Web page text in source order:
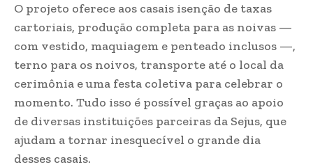
O projeto oferece aos casais isenção de taxas
cartoriais, produção completa para as noivas —
com vestido, maquiagem e penteado inclusos —,
terno para os noivos, transporte até o local da
cerimônia e uma festa coletiva para celebrar o
momento. Tudo isso é possível graças ao apoio
de diversas instituições parceiras da Sejus, que
ajudam a tornar inesquecível o grande dia
desses casais.